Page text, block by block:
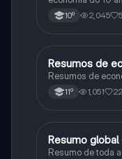
exame de 11 ano
10º 2,045
Economia
Resumos de
Resumos de
11º 1,051 22
Economia
Resumo global
Resumo de toda